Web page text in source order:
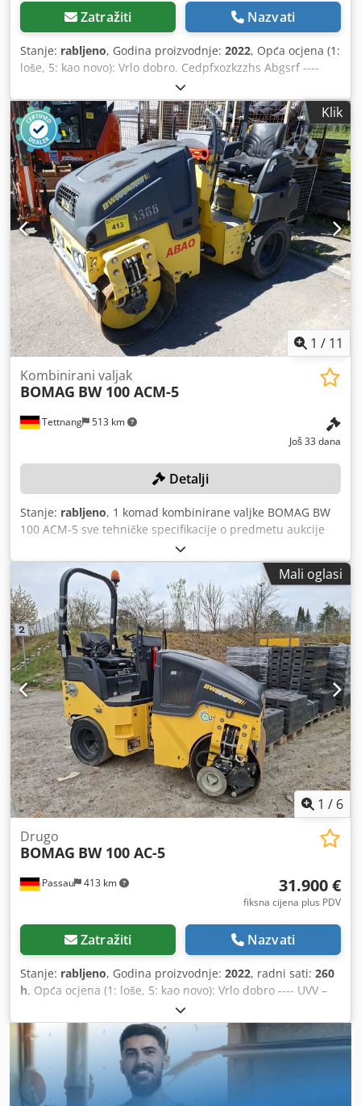
Zatražiti Nazvati
Stanje: rabljeno, Godina proizvodnje: 2022, Opća ocjena (1:
loše, 5: kao novo): Vrlo dobro. Cedpfxozkzzhs Abgsrf ----
Klik
1 / 11
Tettnang 513 km
Kombinirani valjak
BOMAG BW 100 ACM-5
Još 33 dana
Detalji
Stanje: rabljeno, 1 komad kombinirane valjke BOMAG BW
100 ACM-5 sve tehničke specifikacije o predmetu aukcije
pronaći ćete u odjeljku „Dokumenti” u obliku PDF datoteke
za preuzimanje! Boja: kao na slici, u skladu sa slikama i
pregledom Stanje: rabljeno Crjdpfx AezqaycobgjfMali oglasi
1 / 6
Passau 413 km
Drugo
BOMAG BW 100 AC-5
31.900 €
fiksna cijena plus PDV
Zatražiti Nazvati
Stanje: rabljeno, Godina proizvodnje: 2022, radni sati: 260
h, Opća ocjena (1: loše, 5: kao novo): Vrlo dobro ---- UVV –
novo – odmah spremno za upotrebu Cjdpfxezkzzno Abgorf
Oko 260 radnih sati – radna težina 2.400 kg – radna širina
1.000 mm – Kubota dizelski motor, stupanj V / TIER4f –
četiri gumena kotača s glatkim profilom straga –
hidrostatični pogon za vožnju i vibraciju – 2 strugala po
valjku, opruženo i sklopivo – prskanje pod pritiskom s